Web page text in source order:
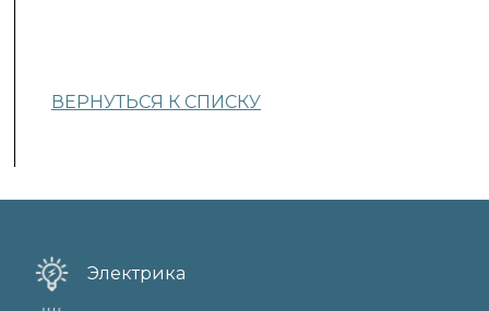
ВЕРНУТЬСЯ К СПИСКУ
Электрика